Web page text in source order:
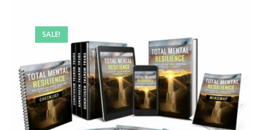
SALE!